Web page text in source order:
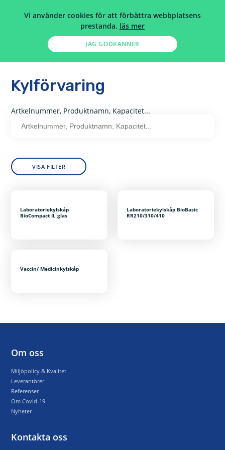
Vi använder cookies för att förbättra webbplatsens
prestanda. läs mer
JAG GODKÄNNER
HÄLSO- SJUKVÅRD LABUTRUSTNING > KYLFÖRVARING
Kylförvaring
Artkelnummer, Produktnamn, Kapacitet...
VISA FILTER
Laboratoriekylskåp
BioCompact II, glas
Laboratoriekylskåp BioBasic
RR210/310/410
Vaccin/ Medicinkylskåp
Om oss
Miljöpolicy & Kvalitet
Leverantörer
Referenser
Om Covid-19
Nyheter
Kontakta oss